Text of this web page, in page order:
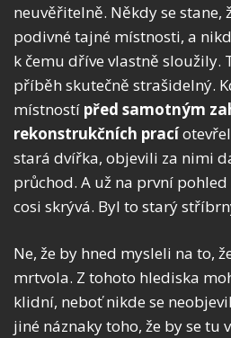
neuvěřitelně. Někdy se stane,
podivné tajné místnosti, a
k čemu dříve vlastně sloužily.
příběh skutečně strašidelný.
místností před samotným
rekonstrukčních prací
stará dvířka, objevili za nimi
průchod. A už na první pohled
cosi skrývá. Byl to starý
Ne, že by hned mysleli na to,
mrtvola. Z tohoto hlediska
klidní, neboť nikde se
jiné náznaky toho, že by se tu